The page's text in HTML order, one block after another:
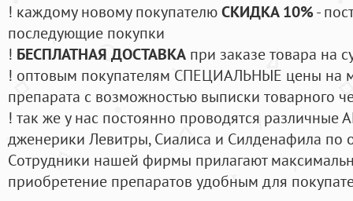
! каждому новому покупателюСКИДКА 10%-
последующие покупки
! БЕСПЛАТНАЯ ДОСТАВКА при заказе товара на
! оптовым покупателям СПЕЦИАЛЬНЫЕ цены на
препарата с возможностью выписки товарного
! так же у нас постоянно проводятся
дженерики Левитры, Сиалиса и Силденафила по
Cотрудники нашей фирмы прилагают
приобретение препаратов удобным для